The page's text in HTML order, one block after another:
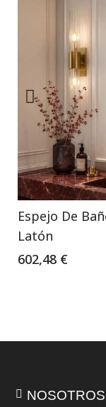
Espejo De
Latón
602,48 €
NOSOTROS